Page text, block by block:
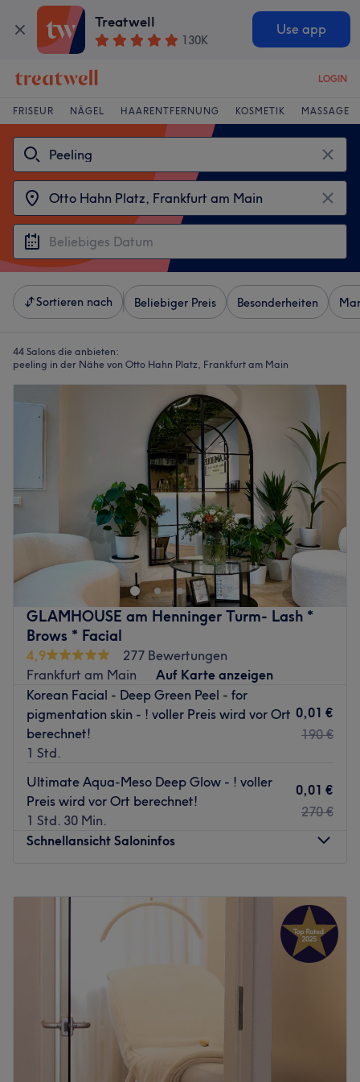
Treatwell
130K
Use app
LOGIN
FRISEUR NÄGEL HAARENTFERNUNG KOSMETIK MASSAGE
Sortieren nach Beliebiger Preis Besonderheiten
44 Salons die anbieten:
peeling in der Nähe von Otto Hahn Platz, Frankfurt am Main
GLAMHOUSE am Henninger Turm- Lash *
Brows * Facial
4,9
277 Bewertungen
Frankfurt am Main
Auf Karte anzeigen
Korean Facial - Deep Green Peel - for
pigmentation skin - ! voller Preis wird vor Ort
berechnet!
1 Std.
0,01 €
190 €
Ultimate Aqua-Meso Deep Glow - ! voller
Preis wird vor Ort berechnet!
1 Std. 30 Min.
0,01 €
270 €
Schnellansicht Saloninfos
19:00
19:00
Donnerstag
–19:00
19:00
Herzlich Willkommen bei GLAMHOUSE am Henninger